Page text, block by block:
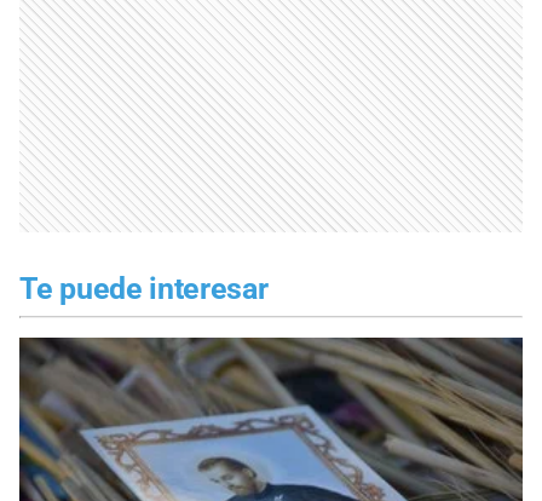
Te puede interesar